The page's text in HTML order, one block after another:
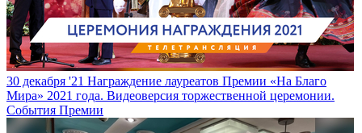
30 декабря '21 Награждение лауреатов Премии «На Благо
Мира» 2021 года. Видеоверсия торжественной церемонии.
События Премии